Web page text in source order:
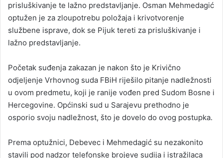
prisluškivanje te lažno predstavljanje. Osman Mehmedagić
optužen je za zloupotrebu položaja i krivotvorenje
službene isprave, dok se Pijuk tereti za prisluškivanje i
lažno predstavljanje.
Početak suđenja zakazan je nakon što je Krivično
odjeljenje Vrhovnog suda FBiH riješilo pitanje nadležnosti
u ovom predmetu, koji je ranije vođen pred Sudom Bosne i
Hercegovine. Općinski sud u Sarajevu prethodno je
osporio svoju nadležnost, što je dovelo do ovog postupka.
Prema optužnici, Debevec i Mehmedagić su nezakonito
stavili pod nadzor telefonske brojeve sudija i istražilaca